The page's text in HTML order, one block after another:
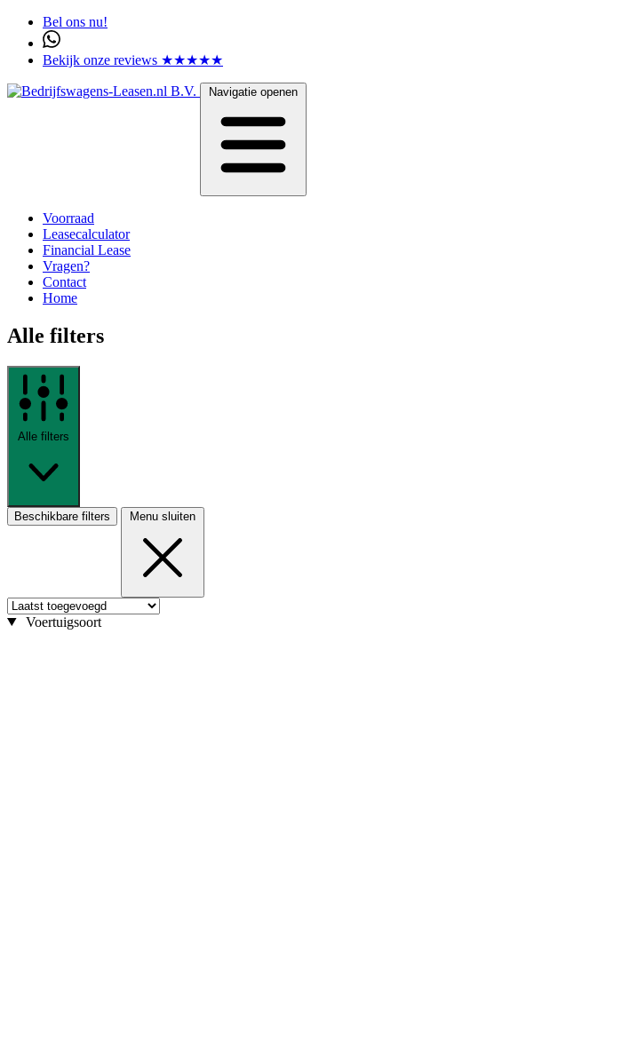
Bel ons nu!
Bekijk onze reviews ★★★★★
Navigatie openen
Voorraad
Leasecalculator
Financial Lease
Vragen?
Contact
Home
Alle filters
Alle filters
Beschikbare filters Menu sluiten
Voertuigsoort